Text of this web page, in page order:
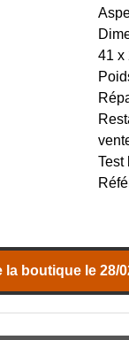
41 x
Test
la boutique le 28/